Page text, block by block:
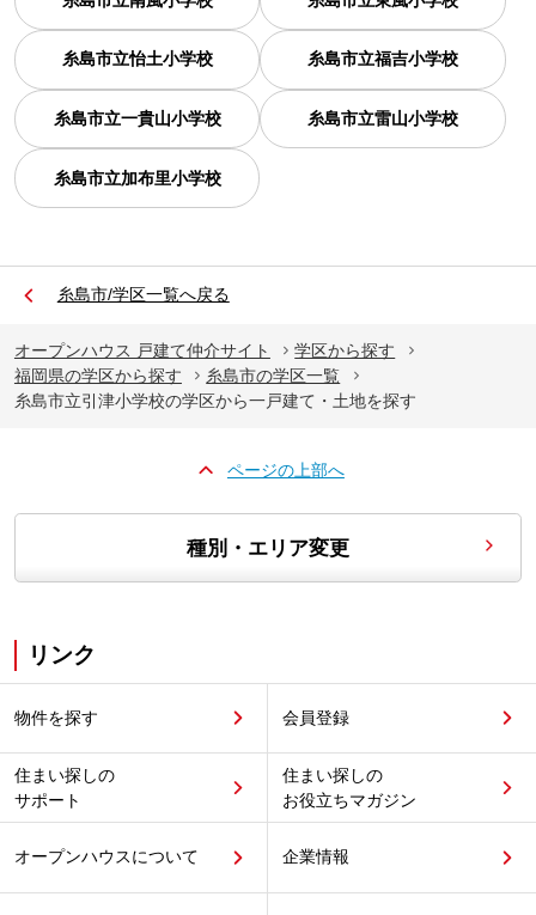
糸島市立怡土小学校 糸島市立福吉小学校
糸島市立一貴山小学校 糸島市立雷山小学校
糸島市立加布里小学校
糸島市/学区一覧へ戻る
オープンハウス 戸建て仲介サイト
学区から探す
福岡県の学区から探す
糸島市の学区一覧
糸島市立引津小学校の学区から一戸建て・土地を探す
ページの上部へ
種別・エリア変更
リンク
物件を探す 会員登録
住まい探しの
サポート
住まい探しの
お役立ちマガジン
オープンハウスについて 企業情報